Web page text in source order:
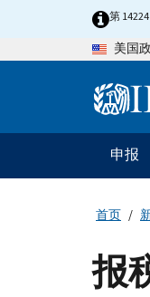
第
美国
主
要
导
申报
首页
报